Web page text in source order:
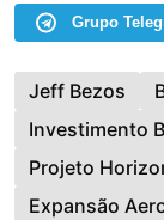
Grupo
Jeff Bezos
Investimento
Projeto
Expansão